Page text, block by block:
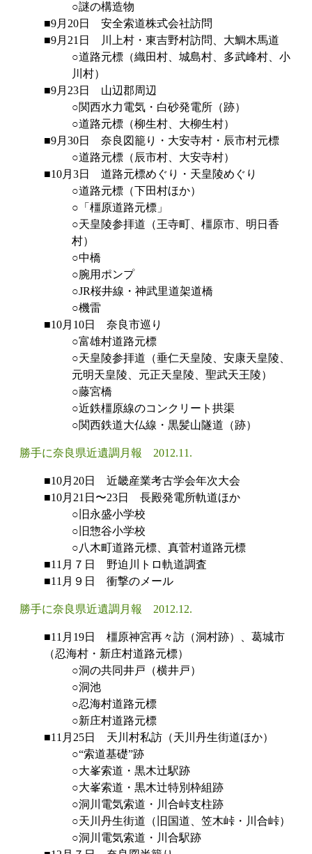
○謎の構造物
■9月20日 安全索道株式会社訪問
■9月21日 川上村・東吉野村訪問、大鯛木馬道
○道路元標（織田村、城島村、多武峰村、小
川村）
■9月23日 山辺郡周辺
○関西水力電気・白砂発電所（跡）
○道路元標（柳生村、大柳生村）
■9月30日 奈良図籠り・大安寺村・辰市村元標
○道路元標（辰市村、大安寺村）
■10月3日 道路元標めぐり・天皇陵めぐり
○道路元標（下田村ほか）
○「橿原道路元標」
○天皇陵参拝道（王寺町、橿原市、明日香
村）
○中橋
○腕用ポンプ
○JR桜井線・神武里道架道橋
○機雷
■10月10日 奈良市巡り
○富雄村道路元標
○天皇陵参拝道（垂仁天皇陵、安康天皇陵、
元明天皇陵、元正天皇陵、聖武天王陵）
○藤宮橋
○近鉄橿原線のコンクリート拱渠
○関西鉄道大仏線・黒髪山隧道（跡）
勝手に奈良県近遺調月報 2012.11.
■10月20日 近畿産業考古学会年次大会
■10月21日〜23日 長殿発電所軌道ほか
○旧永盛小学校
○旧惣谷小学校
○八木町道路元標、真菅村道路元標
■11月７日 野迫川トロ軌道調査
■11月９日 衝撃のメール
勝手に奈良県近遺調月報 2012.12.
■11月19日 橿原神宮再々訪（洞村跡）、葛城市
（忍海村・新庄村道路元標）
○洞の共同井戸（横井戸）
○洞池
○忍海村道路元標
○新庄村道路元標
■11月25日 天川村私訪（天川丹生街道ほか）
○“索道基礎”跡
○大峯索道・黒木辻駅跡
○大峯索道・黒木辻特別枠組跡
○洞川電気索道・川合峠支柱跡
○天川丹生街道（旧国道、笠木峠・川合峠）
○洞川電気索道・川合駅跡